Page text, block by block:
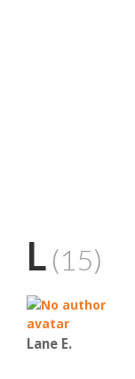
L (15)
Lane E.